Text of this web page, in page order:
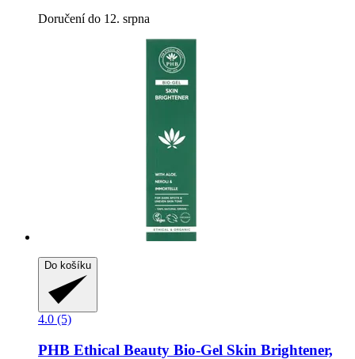
Doručení do 12. srpna
Do košíku
4.0 (5)
PHB Ethical Beauty Bio-​Gel Skin Brightener,